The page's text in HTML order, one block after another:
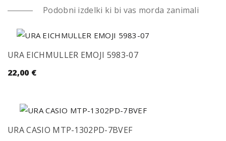
Podobni izdelki ki bi vas morda zanimali
URA EICHMULLER EMOJI 5983-07
22,00 €
URA CASIO MTP-1302PD-7BVEF